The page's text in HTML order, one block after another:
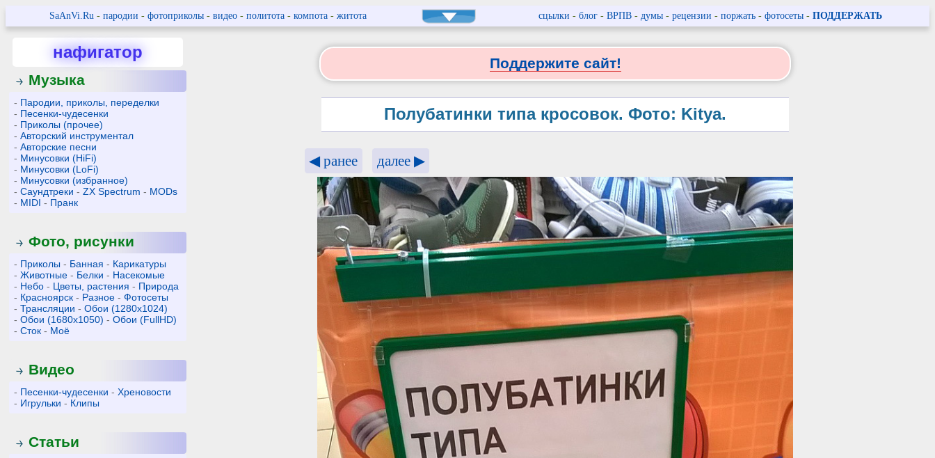
SaAnVi.Ru- пародии - фотоприколы- видео- политота- компота- житота сцылки - блог- ВРПВ- думы- рецензии - поржать- фотосеты - ПОДДЕРЖАТЬ
нафигатор
Музыка
- Пародии, приколы, переделки
- Песенки-чудесенки
- Приколы (прочее)
-Авторский инструментал
-Авторские песни
- Минусовки (HiFi)
- Минусовки (LoFi)
- Минусовки (избранное)
-Саундтреки -ZX Spectrum - MODs
- MIDI - Пранк
Фото, рисунки
- Приколы - Банная - Карикатуры
-Животные - Белки - Насекомые
- Небо - Цветы, растения - Природа
- Красноярск - Разное -Фотосеты
-Трансляции -Обои (1280x1024)
-Обои (1680x1050) -Обои (FullHD)
-Сток - Моё
Видео
- Песенки-чудесенки -Хреновости
- Игрульки - Клипы
Статьи
Поддержите сайт!
Полубатинки типа кросовок. Фото: Kitya.
◀ ранее далее ▶